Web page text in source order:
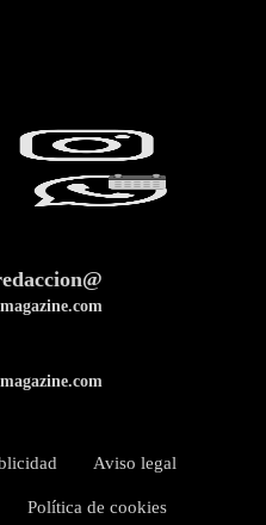
Aviso legal
Política de cookies